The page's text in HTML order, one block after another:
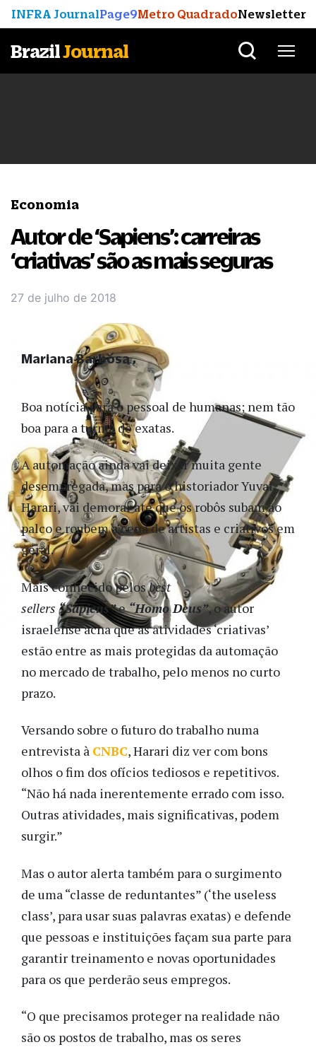
INFRA JournalPage9Metro QuadradoNewsletter
BrazilJournal
Economia
Autor de ‘Sapiens’: carreiras
‘criativas’ são as mais seguras
27 de julho de 2018
Boa notícia para o pessoal de humanas; nem tão
boa para a turma de exatas.
A automação ainda vai deixar muita gente
desempregada, mas para o historiador Yuval
Harari, vai demorar até que os robôs subam ao
palco e roubem a cena de artistas e criativos em
geral.
Mais conhecido pelosbest
sellers “Sapiens”e“Homo Deus”, o autor
israelense acha que as atividades ‘criativas’
estão entre as mais protegidas da automação
no mercado de trabalho, pelo menos no curto
prazo.
Versando sobre o futuro do trabalho numa
entrevista à CNBC, Harari diz ver com bons
olhos o fim dos ofícios tediosos e repetitivos.
“Não há nada inerentemente errado com isso.
Outras atividades, mais significativas, podem
surgir.”
Mas o autor alerta também para o surgimento
de uma “classe de reduntantes” (‘the useless
class’, para usar suas palavras exatas) e defende
que pessoas e instituições façam sua parte para
garantir treinamento e novas oportunidades
para os que perderão seus empregos.
“O que precisamos proteger na realidade não
são os postos de trabalho, mas os seres
Mariana Barbosa